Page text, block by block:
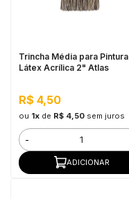
Trincha Média para Pintura
Látex Acrílica 2" Atlas
R$ 4,50
ou 1xde R$ 4,50 sem juros
-
ADICIONAR